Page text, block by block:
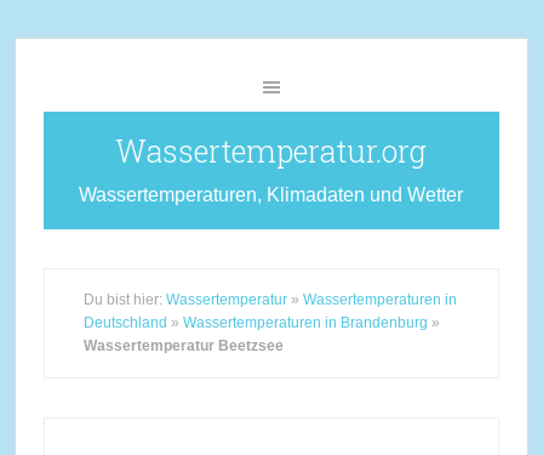
Wassertemperatur.org
Wassertemperaturen, Klimadaten und Wetter
Du bist hier: Wassertemperatur» Wassertemperaturen in
Deutschland » Wassertemperaturen in Brandenburg »
Wassertemperatur Beetzsee